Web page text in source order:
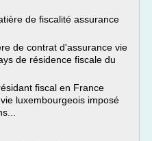
de fiscalité assurance
de contrat d'assurance vie
de résidence fiscale du
fiscal en France
luxembourgeois imposé